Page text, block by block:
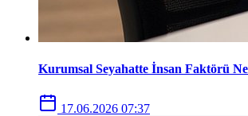
Kurumsal Seyahatte İnsan Faktörü
17.06.2026 07:37